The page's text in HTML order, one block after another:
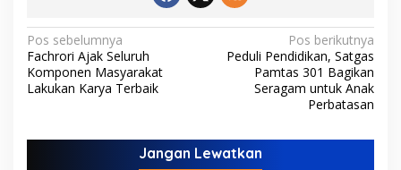
N
a
v
g
Pos sebelumnya
Fachrori Ajak Seluruh
Komponen Masyarakat
Lakukan Karya Terbaik
Pos berikutnya
Peduli Pendidikan, Satgas
Pamtas 301 Bagikan
Seragam untuk Anak
Perbatasan
Jangan Lewatkan